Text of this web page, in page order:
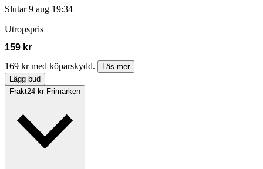
Slutar 9 aug 19:34
Utropspris
159 kr
169 kr med köparskydd.
Läs mer
Lägg bud
Frakt24 kr Frimärken